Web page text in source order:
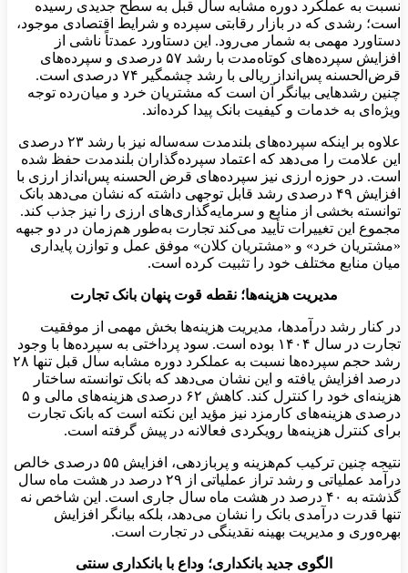
نسبت به عملکرد دوره مشابه سال قبل به سطح جدیدی رسیده
است؛ رشدی که در بازار رقابتی سپرده و شرایط اقتصادی موجود،
دستاورد مهمی به شمار می‌رود. این دستاورد عمدتاً ناشی از
افزایش سپرده‌های کوتاه‌مدت با رشد ۵۷ درصدی و سپرده‌های
قرض‌الحسنه پس‌انداز ریالی با رشد چشمگیر ۷۴ درصدی است.
چنین رشدهایی بیانگر آن است که مشتریان خرد و میان‌رده توجه
ویژه‌ای به خدمات و کیفیت بانک پیدا کرده‌اند.
علاوه بر اینکه سپرده‌های بلندمدت سه‌ساله نیز با رشد ۲۳ درصدی
این علامت را می‌دهد که اعتماد سپرده‌گذاران بلندمدت حفظ شده
است. در حوزه ارزی نیز سپرده‌های قرض الحسنه پس‌انداز ارزی با
افزایش ۴۹ درصدی رشد قابل توجهی داشته که نشان می‌دهد بانک
توانسته بخشی از منابع و سرمایه‌گذاری‌های ارزی را نیز جذب کند.
مجموع این تغییرات تأیید می‌کند تجارت به‌طور هم‌زمان در دو جبهه
«مشتریان خرد» و «مشتریان کلان» موفق عمل و توازن پایداری
میان منابع مختلف خود را تثبیت کرده است.
مدیریت هزینه‌ها؛ نقطه قوت پنهان بانک تجارت
در کنار رشد درآمدها، مدیریت هزینه‌ها بخش مهمی از موفقیت
تجارت در سال ۱۴۰۴ بوده است. سود پرداختی به سپرده‌ها با وجود
رشد حجم سپرده‌ها نسبت به عملکرد دوره مشابه سال قبل تنها ۲۸
درصد افزایش یافته و این نشان می‌دهد که بانک توانسته ساختار
هزینه‌ای خود را کنترل کند. کاهش ۶۲ درصدی هزینه‌های مالی و ۵
درصدی هزینه‌های کارمزد نیز مؤید این نکته است که بانک ‌تجارت
برای کنترل هزینه‌ها رویکردی فعالانه در پیش گرفته است.
نتیجه چنین ترکیب کم‌هزینه و پر‌بازدهی، افزایش ۵۵ درصدی خالص
درآمد عملیاتی و رشد تراز عملیاتی از ۲۹ درصد در هشت ماه سال
گذشته به ۴۰ درصد در هشت ماه سال جاری است. این شاخص نه
تنها قدرت درآمدی بانک را نشان می‌دهد، بلکه بیانگر افزایش
بهره‌وری و مدیریت بهینه نقدینگی در تجارت است.
الگوی جدید بانکداری؛ وداع با بانکداری سنتی